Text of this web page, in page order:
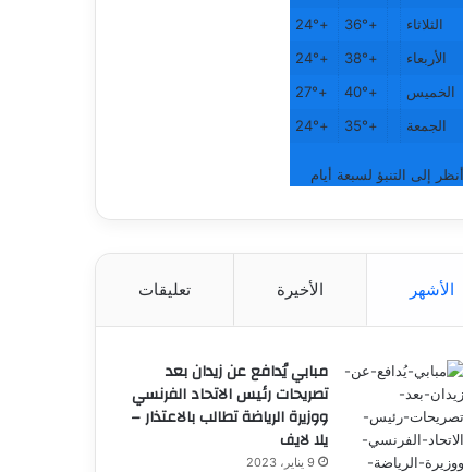
الثلاثاء
+
36°
+
24°
الأربعاء
+
38°
+
24°
الخميس
+
40°
+
27°
الجمعة
+
35°
+
24°
أنظر إلى التنبؤ لسبعة أيام
الأشهر الأخيرة تعليقات
مبابي يُدافع عن زيدان بعد
تصريحات رئيس الاتحاد الفرنسي
ووزيرة الرياضة تطالب بالاعتذار –
يلا لايف
9 يناير، 2023